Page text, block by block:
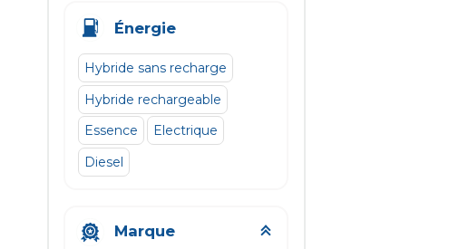
Énergie
Hybride sans recharge
Hybride rechargeable
Essence
Electrique
Diesel
Marque